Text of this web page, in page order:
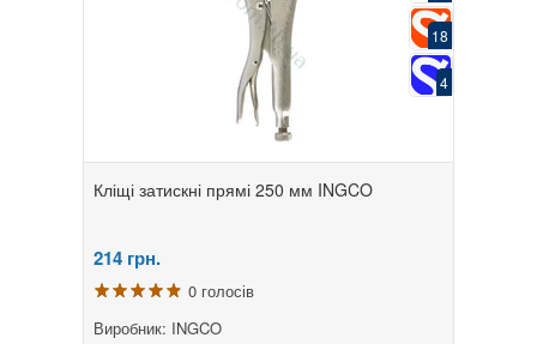
18
4
Кліщі затискні прямі 250 мм INGCO
214 грн.
0 голосів
Виробник: INGCO